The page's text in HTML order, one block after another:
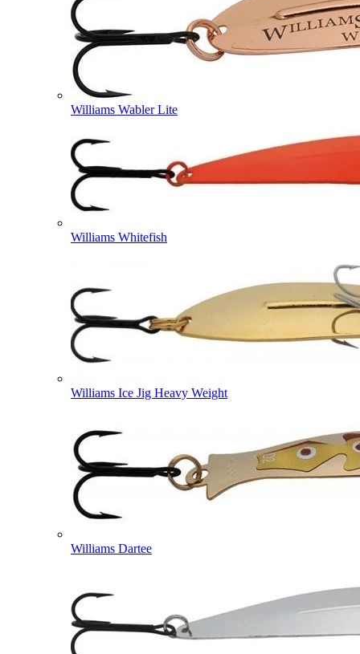
Williams Wabler Lite
Williams Whitefish
Williams Ice Jig Heavy Weight
Williams Dartee